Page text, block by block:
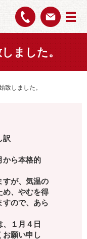
ました。
致しました。
訳
から本格的
すが、気温の
め、やむを得
すので、あら
１月４日
お願い申し